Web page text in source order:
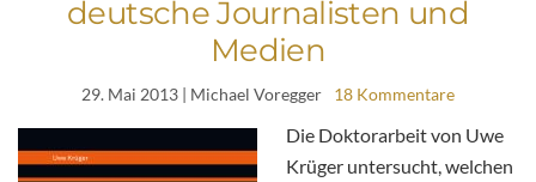
deutsche Journalisten und
Medien
29. Mai 2013 | Michael Voregger 18 Kommentare
Die Doktorarbeit von Uwe
Krüger untersucht, welchen